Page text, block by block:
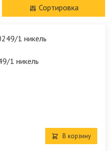
Сортировка
1 никель
В корзину